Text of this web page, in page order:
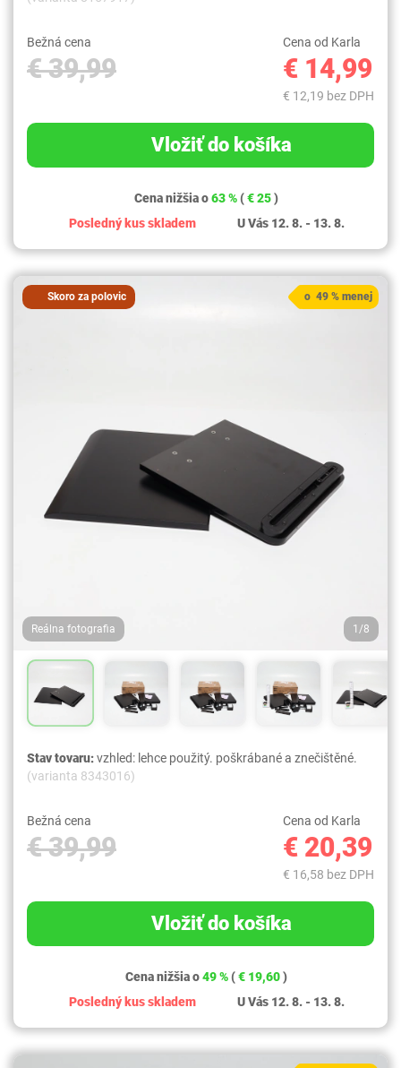
Bežná cena
€ 39,99
Cena od Karla
€ 14,99
€ 12,19 bez DPH
Vložiť do košíka
Cena nižšia o63 % (€ 25)
Posledný kus skladem
U Vás 12. 8. - 13. 8.
Skoro za polovic
Reálna fotografia 1/8
o 49 % menej
Stav tovaru:vzhled: lehce použitý. poškrábané a znečištěné.
(varianta 8343016)
Bežná cena
€ 39,99
Cena od Karla
€ 20,39
€ 16,58 bez DPH
Vložiť do košíka
Cena nižšia o49 % (€ 19,60)
Posledný kus skladem
U Vás 12. 8. - 13. 8.